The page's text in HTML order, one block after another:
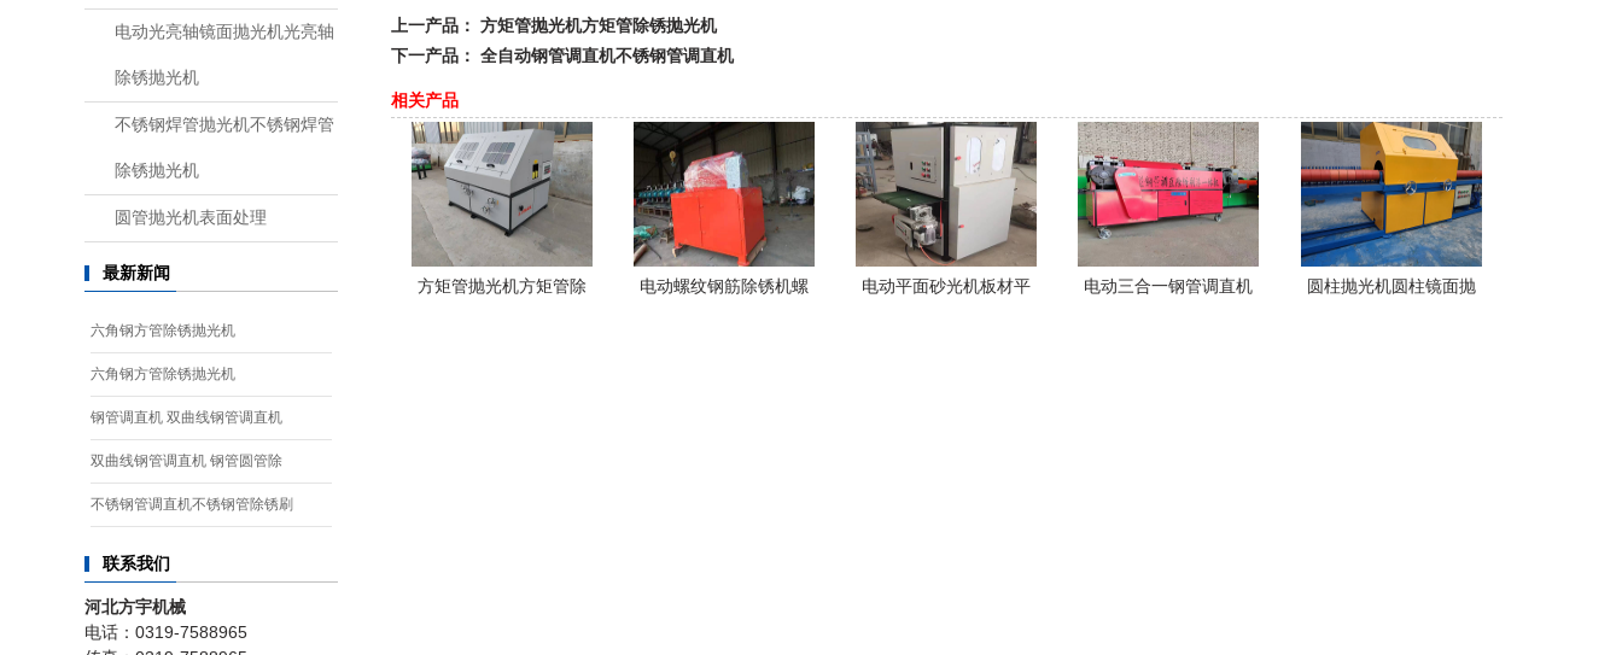
电动光亮轴镜面抛光机光亮轴
除锈抛光机
不锈钢焊管抛光机不锈钢焊管
除锈抛光机
圆管抛光机表面处理
最新新闻
六角钢方管除锈抛光机
六角钢方管除锈抛光机
钢管调直机 双曲线钢管调直机
双曲线钢管调直机 钢管圆管除
不锈钢管调直机不锈钢管除锈刷
联系我们
河北方宇机械
电话：0319-7588965
上一产品： 方矩管抛光机方矩管除锈抛光机
下一产品： 全自动钢管调直机不锈钢管调直机
相关产品
方矩管抛光机方矩管除 电动螺纹钢筋除锈机螺 电动平面砂光机板材平 电动三合一钢管调直机 圆柱抛光机圆柱镜面抛